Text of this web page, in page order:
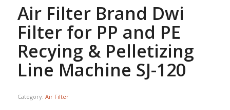
Air Filter Brand Dwi
Filter for PP and PE
Recying & Pelletizing
Line Machine SJ-120
Category: Air Filter